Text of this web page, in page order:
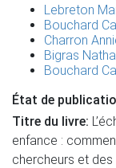
Lebreton
Bouchard
Charron
Bigras
Bouchard
État de
Titre du livre:
enfance :
chercheurs et